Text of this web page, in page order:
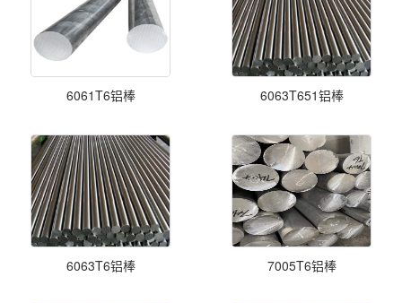
6061T6铝棒 6063T651铝棒
6063T6铝棒 7005T6铝棒